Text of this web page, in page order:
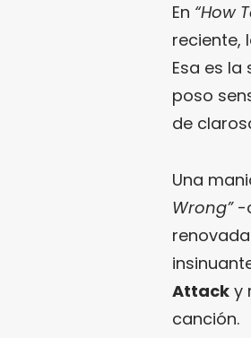
En “How
reciente,
Esa es
poso
de
Una
Wrong”-
Attack y
canción.